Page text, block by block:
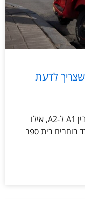
לדעת
רישיון לקטנוע בהרצליה – מה ההבדל בין A1 ל-A2, אילו
בוחרים בית ספר